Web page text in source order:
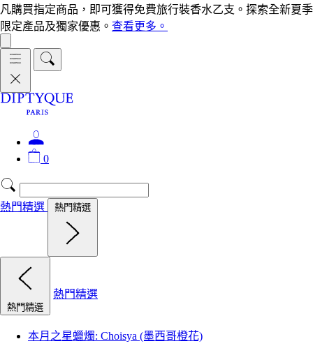
凡購買指定商品，即可獲得免費旅行裝香水乙支。探索全新夏季
限定產品及獨家優惠。 查看更多。
0
熱門精選 熱門精選
熱門精選
熱門精選
本月之星蠟燭: Choisya (墨西哥橙花)